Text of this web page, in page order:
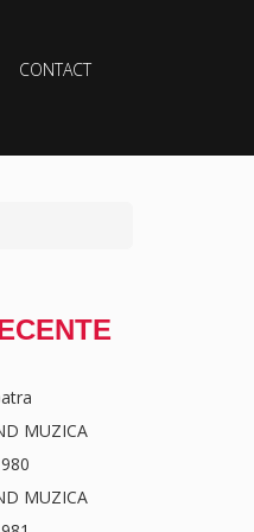
CONTACT
MUZICA
MUZICA